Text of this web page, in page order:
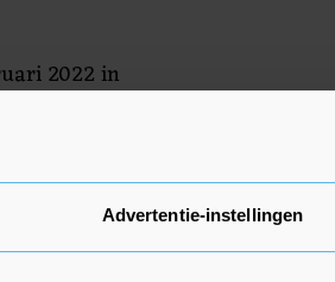
Advertentie-instellingen
2022 in
van